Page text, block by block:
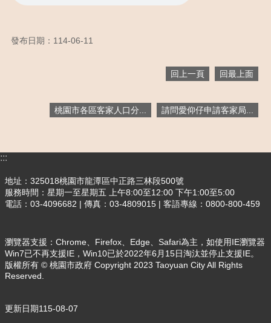
務
案
用
專
區
首
頁
網
導
發布日期：114-06-11
回上一頁 回最上面
桃園市各區客家人口分... 請問愛仰仔申請客家局...
:::
地址：325018桃園市龍潭區中正路三林段500號
服務時間：星期一至星期五 上午8:00至12:00 下午1:00至5:00
電話：03-4096682 | 傳真：03-4809015 | 客語專線：0800-800-459
瀏覽器支援：Chrome、Firefox、Edge、Safari為主，如使用IE瀏覽器
Win7已不再支援IE，Win10已於2022年6月15日淘汰並停止支援IE。
版權所有 © 桃園市政府 Copyright 2023 Taoyuan City All Rights
Reserved.
更新日期115-08-07